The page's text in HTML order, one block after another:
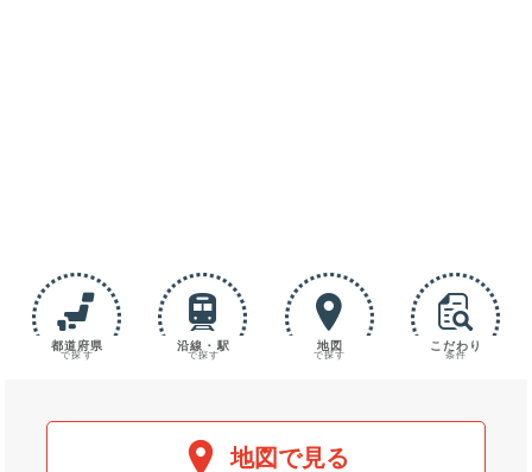
都道府県
で探す
沿線・駅
で探す
地図
で探す
こだわり
条件
地図で見る